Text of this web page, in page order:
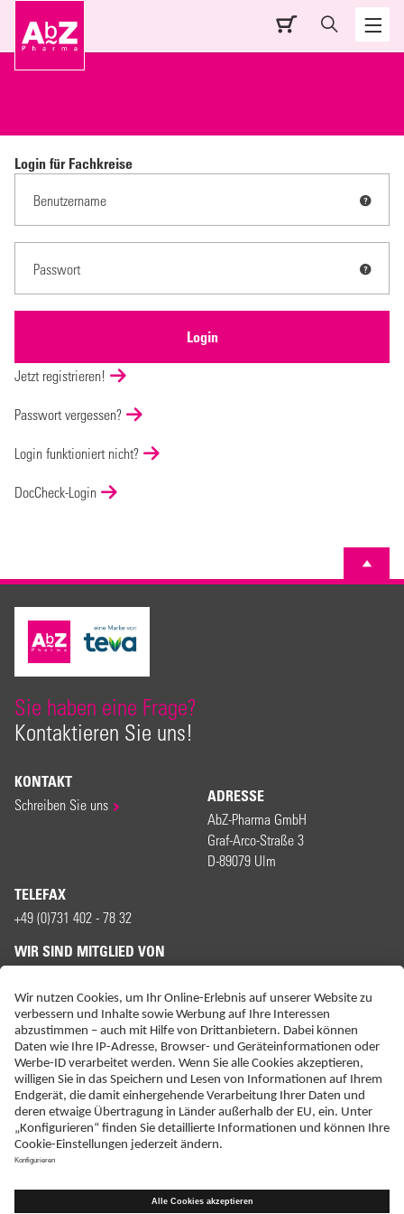
Login für Fachkreise
Jetzt registrieren!
Passwort vergessen?
Login funktioniert nicht?
DocCheck-Login
Sie haben eine Frage?
Kontaktieren Sie uns!
KONTAKT
Schreiben Sie uns ADRESSE
AbZ-Pharma GmbH
Graf-Arco-Straße 3
D-89079 Ulm
TELEFAX
+49 (0)731 402 - 78 32
WIR SIND MITGLIED VON
ERKLÄRUNG ZUR BARRIEREFREIHEIT
IMPRESSUM
KONTAKT
NEBENWIRKUNGSANZEIGEN